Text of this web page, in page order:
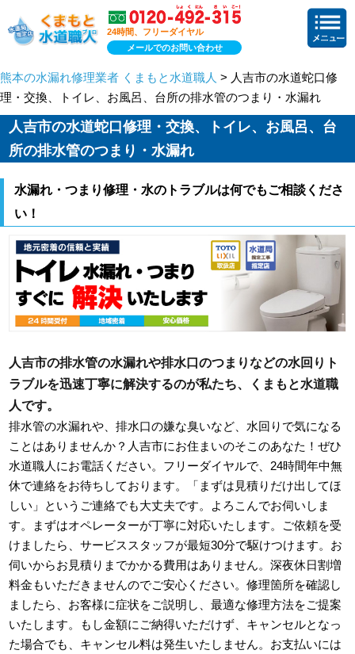
24時間、フリーダイヤル
メールでのお問い合わせ
熊本の水漏れ修理業者 くまもと水道職人 > 人吉市の水道蛇口修
理・交換、トイレ、お風呂、台所の排水管のつまり・水漏れ
人吉市の水道蛇口修理・交換、トイレ、お風呂、台
所の排水管のつまり・水漏れ
水漏れ・つまり修理・水のトラブルは何でもご相談くださ
い！
人吉市の排水管の水漏れや排水口のつまりなどの水回りト
ラブルを迅速丁寧に解決するのが私たち、くまもと水道職
人です。
排水管の水漏れや、排水口の嫌な臭いなど、水回りで気になる
ことはありませんか？人吉市にお住まいのそこのあなた！ぜひ
水道職人にお電話ください。フリーダイヤルで、24時間年中無
休で連絡をお待ちしております。「まずは見積りだけ出してほ
しい」というご連絡でも大丈夫です。よろこんでお伺いしま
す。まずはオペレーターが丁寧に対応いたします。ご依頼を受
けましたら、サービススタッフが最短30分で駆けつけます。お
伺いからお見積りまでかかる費用はありません。深夜休日割増
料金もいただきませんのでご安心ください。修理箇所を確認し
ましたら、お客様に症状をご説明し、最適な修理方法をご提案
いたします。もし金額にご納得いただけず、キャンセルとなっ
た場合でも、キャンセル料は発生いたしません。お支払いには